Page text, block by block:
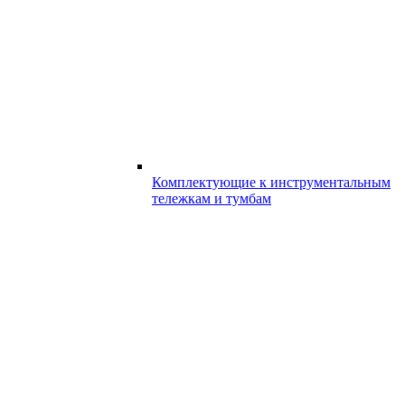
Комплектующие к инструментальным
тележкам и тумбам